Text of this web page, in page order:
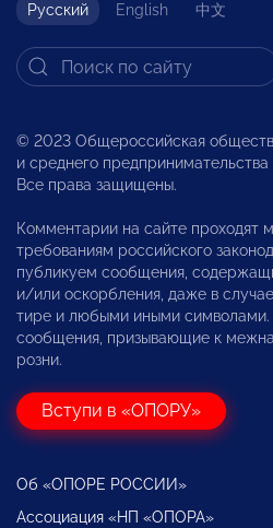
Русский English 中文
© 2023 Общероссийская
и среднего
Все права защищены.
Комментарии на сайте проходят
требованиям российского
публикуем сообщения,
и/или оскорбления, даже в
тире и любыми иными символами.
сообщения, призывающие к
розни.
Вступи в «ОПОРУ»
Об «ОПОРЕ РОССИИ»
Ассоциация «НП «ОПОРА»